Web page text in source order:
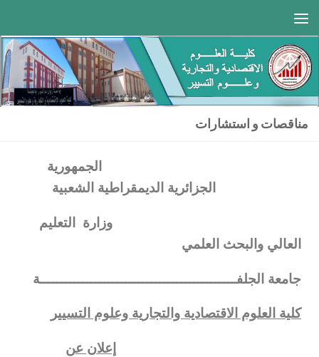
مناقصات و استشارات
الجمهورية
الجزائرية الديمقراطية الشعبية
وزارة التعليم
العالي والبحث العلمي
جامعة الجلفــــــــــــــــــــــــــــــــــــــــــــــة
كلية العلوم الاقتصادية والتجارية وعلوم التسيير
إعلان عن